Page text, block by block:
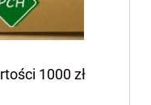
1000 zł